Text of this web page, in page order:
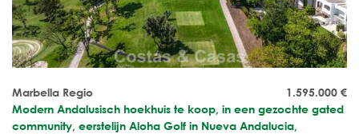
1.595.000 €
Marbella Regio
Modern Andalusisch hoekhuis te koop, in een gezochte gated
community, eerstelijn Aloha Golf in Nueva Andalucia,